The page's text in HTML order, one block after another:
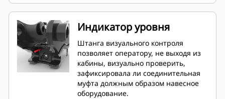
Индикатор уровня
Штанга визуального контроля
позволяет оператору, не выходя из
кабины, визуально проверить,
зафиксировала ли соединительная
муфта должным образом навесное
оборудование.